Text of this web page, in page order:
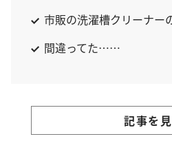
市販の洗濯槽クリーナー
間違ってた……
記事を